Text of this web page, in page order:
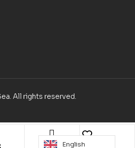
Search Wishlist
All rights reserved.
English